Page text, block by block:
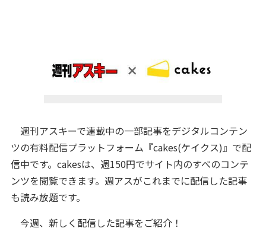
週刊アスキーで連載中の一部記事をデジタルコンテン
ツの有料配信プラットフォーム『cakes(ケイクス)』で配
信中です。cakesは、週150円でサイト内のすべのコンテ
ンツを閲覧できます。週アスがこれまでに配信した記事
も読み放題です。
今週、新しく配信した記事をご紹介！